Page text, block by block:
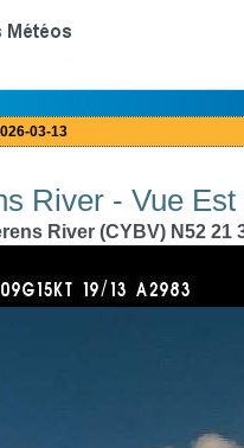
River - Vue
River (CYBV) N52 21